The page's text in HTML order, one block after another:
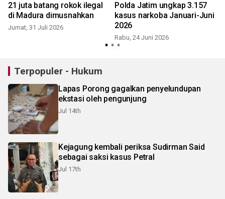
21 juta batang rokok ilegal
di Madura dimusnahkan
Jumat, 31 Juli 2026
Polda Jatim ungkap 3.157
kasus narkoba Januari-Juni
2026
Rabu, 24 Juni 2026
Terpopuler - Hukum
Lapas Porong gagalkan penyelundupan
ekstasi oleh pengunjung
Jul 14th
Kejagung kembali periksa Sudirman Said
sebagai saksi kasus Petral
Jul 17th